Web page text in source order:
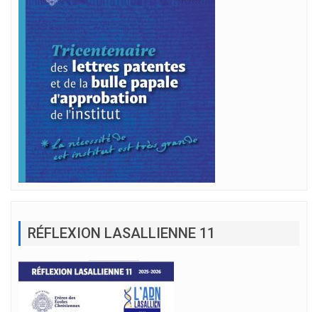
RÉFLEXION LASALLIENNE 11